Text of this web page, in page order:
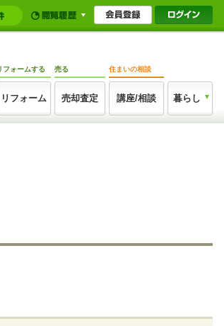
フォームする
リフォーム
売る
売却査定
住まいの相談
講座/相談 暮らし